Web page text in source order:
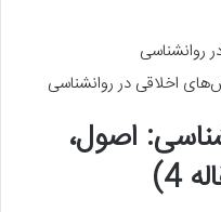
روانشناسی
اخلاقی در روانشناسی
اصول،
4)